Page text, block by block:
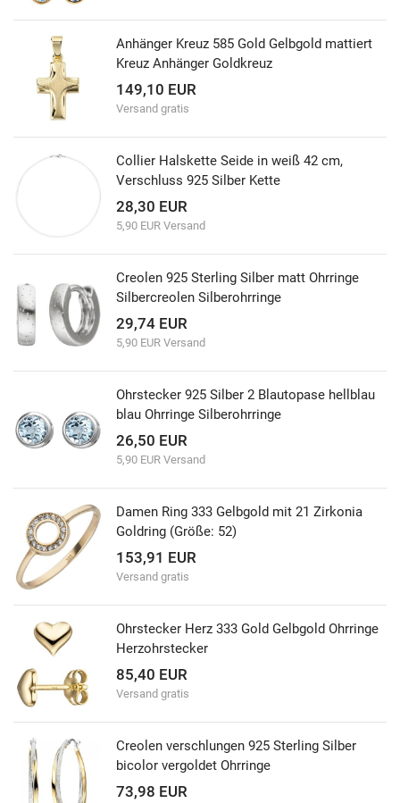
Anhänger Kreuz 585 Gold Gelbgold mattiert
Kreuz Anhänger Goldkreuz
149,10 EUR
Versand gratis
Collier Halskette Seide in weiß 42 cm,
Verschluss 925 Silber Kette
28,30 EUR
5,90 EUR Versand
Creolen 925 Sterling Silber matt Ohrringe
Silbercreolen Silberohrringe
29,74 EUR
5,90 EUR Versand
Ohrstecker 925 Silber 2 Blautopase hellblau
blau Ohrringe Silberohrringe
26,50 EUR
5,90 EUR Versand
Damen Ring 333 Gelbgold mit 21 Zirkonia
Goldring (Größe: 52)
153,91 EUR
Versand gratis
Ohrstecker Herz 333 Gold Gelbgold Ohrringe
Herzohrstecker
85,40 EUR
Versand gratis
Creolen verschlungen 925 Sterling Silber
bicolor vergoldet Ohrringe
73,98 EUR